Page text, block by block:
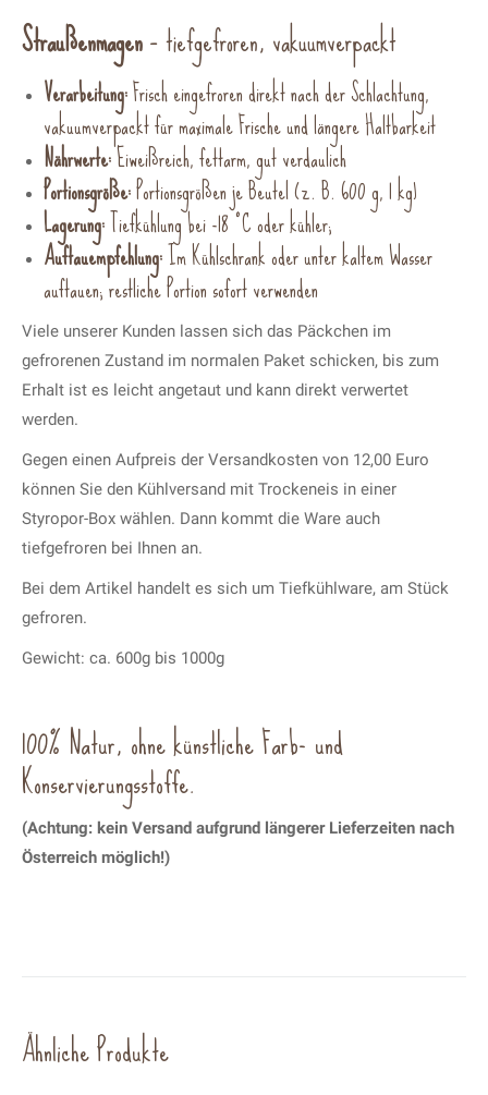
Straußenmagen– tiefgefroren, vakuumverpackt
Verarbeitung:Frisch eingefroren direkt nach der Schlachtung,
vakuumverpackt für maximale Frische und längere Haltbarkeit
Nährwerte:Eiweißreich, fettarm, gut verdaulich
Portionsgröße:Portionsgrößen je Beutel (z. B. 600 g, 1 kg)
Lagerung:Tiefkühlung bei -18 °C oder kühler;
Auftauempfehlung:Im Kühlschrank oder unter kaltem Wasser
auftauen; restliche Portion sofort verwenden
Viele unserer Kunden lassen sich das Päckchen im
gefrorenen Zustand im normalen Paket schicken, bis zum
Erhalt ist es leicht angetaut und kann direkt verwertet
werden.
Gegen einen Aufpreis der Versandkosten von 12,00 Euro
können Sie den Kühlversand mit Trockeneis in einer
Styropor-Box wählen. Dann kommt die Ware auch
tiefgefroren bei Ihnen an.
Bei dem Artikel handelt es sich um Tiefkühlware, am Stück
gefroren.
Gewicht: ca. 600g bis 1000g
100% Natur, ohne künstliche Farb- und
Konservierungsstoffe.
(Achtung: kein Versand aufgrund längerer Lieferzeiten nach
Österreich möglich!)
Ähnliche Produkte